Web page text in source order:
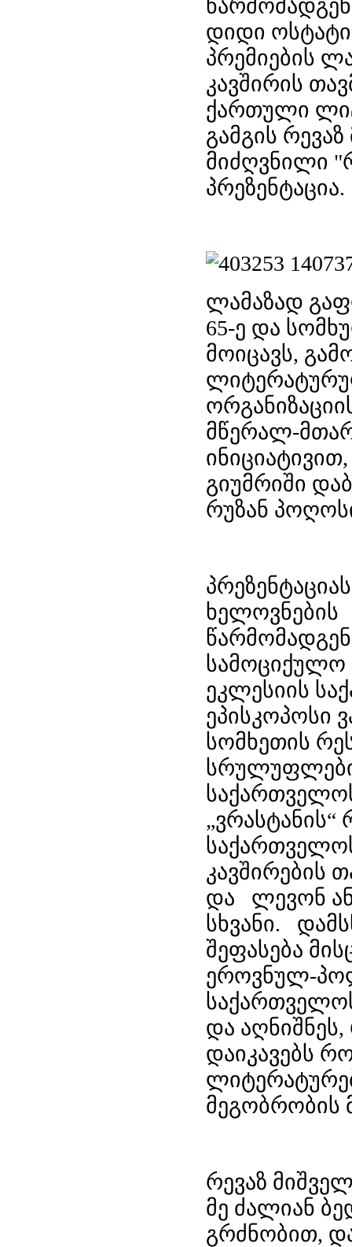
დიდი
პრემიების
კავშირის
ქართული
გამგის
მიძღვნილი
პრეზენტაცია.
ლამაზად
65-ე და
მოიცავს,
მწერალ-
გიუმრიში
რუზან
ხელოვნების
ეკლესიის
ეპისკოპოსი
სომხეთის
კავშირების
და ლევონ
სხვანი.
შეფასება
ეროვნულ-
და
დაიკავებს
მეგობრობის
რევაზ
მე ძალიან
გრძნობით,